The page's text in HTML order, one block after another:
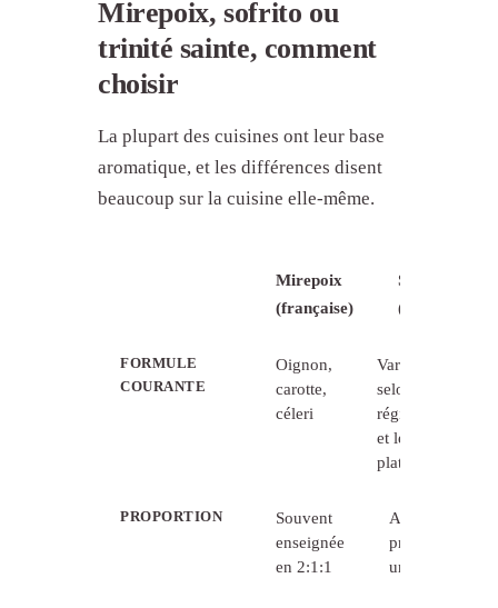
Mirepoix, sofrito ou
trinité sainte, comment
choisir
La plupart des cuisines ont leur base
aromatique, et les différences disent
beaucoup sur la cuisine elle-même.
Mirepoix
(française)
Sofrito
(espagnol)
FORMULE
COURANTE
Oignon,
carotte,
céleri
Variable
selon la
région
et le
plat
PROPORTION
Souvent
enseignée
en 2:1:1
Aucune
proportion
universelle